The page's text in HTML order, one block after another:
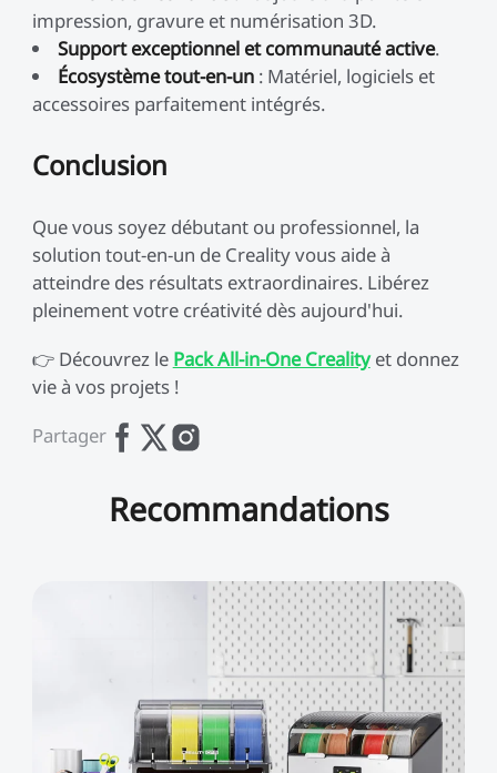
impression, gravure et numérisation 3D.
Support exceptionnel et communauté active.
Écosystème tout-en-un : Matériel, logiciels et
accessoires parfaitement intégrés.
Conclusion
Que vous soyez débutant ou professionnel, la
solution tout-en-un de Creality vous aide à
atteindre des résultats extraordinaires. Libérez
pleinement votre créativité dès aujourd'hui.
👉 Découvrez le Pack All-in-One Crealityet donnez
vie à vos projets !
Partager
Recommandations